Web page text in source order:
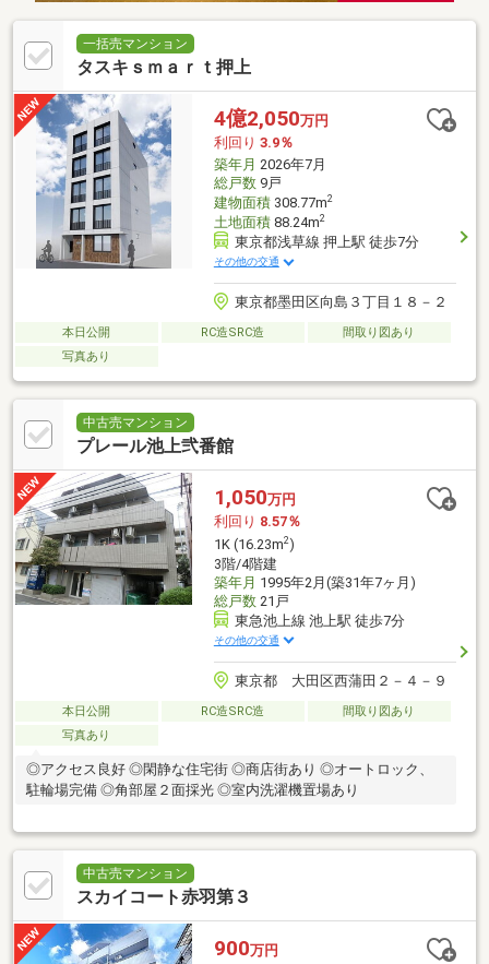
一括売マンション
タスキｓｍａｒｔ押上
4億2,050万円
利回り 3.9％
築年月 2026年7月
総戸数9戸
建物面積308.77m2
土地面積88.24m2
東京都浅草線 押上駅 徒歩7分
その他の交通
東京都墨田区向島３丁目１８－２
本日公開 RC造SRC造
間取り図あり
写真あり
中古売マンション
プレール池上弐番館
1,050万円
利回り 8.57％
1K (16.23m2)
3階/4階建
築年月 1995年2月(築31年7ヶ月)
総戸数21戸
東急池上線 池上駅 徒歩7分
その他の交通
東京都 大田区西蒲田２－４－９
本日公開 RC造SRC造
間取り図あり
写真あり
◎アクセス良好 ◎閑静な住宅街 ◎商店街あり ◎オートロック、
駐輪場完備 ◎角部屋２面採光 ◎室内洗濯機置場あり
中古売マンション
スカイコート赤羽第３
900万円